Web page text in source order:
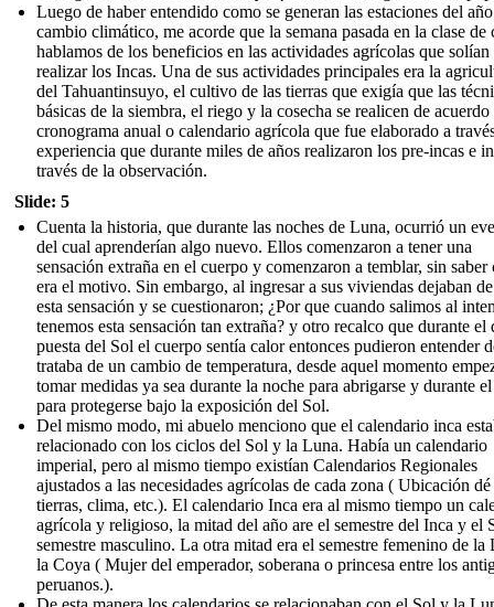
Luego de haber entendido como se generan las estaciones del
cambio climático, me acorde que la semana pasada en la clase de
hablamos de los beneficios en las actividades agrícolas que solían
realizar los Incas. Una de sus actividades principales era la
del Tahuantinsuyo, el cultivo de las tierras que exigía que las
básicas de la siembra, el riego y la cosecha se realicen de acuerdo
cronograma anual o calendario agrícola que fue elaborado a
experiencia que durante miles de años realizaron los pre-incas e
través de la observación.
Slide: 5
Cuenta la historia, que durante las noches de Luna, ocurrió un
del cual aprenderían algo nuevo. Ellos comenzaron a tener una
sensación extraña en el cuerpo y comenzaron a temblar, sin saber
era el motivo. Sin embargo, al ingresar a sus viviendas dejaban
esta sensación y se cuestionaron; ¿Por que cuando salimos al
tenemos esta sensación tan extraña? y otro recalco que durante el
puesta del Sol el cuerpo sentía calor entonces pudieron entender
trataba de un cambio de temperatura, desde aquel momento
tomar medidas ya sea durante la noche para abrigarse y durante
para protegerse bajo la exposición del Sol.
Del mismo modo, mi abuelo menciono que el calendario inca
relacionado con los ciclos del Sol y la Luna. Había un calendario
imperial, pero al mismo tiempo existían Calendarios Regionales
ajustados a las necesidades agrícolas de cada zona ( Ubicación dé
tierras, clima, etc.). El calendario Inca era al mismo tiempo un
agrícola y religioso, la mitad del año are el semestre del Inca y el
semestre masculino. La otra mitad era el semestre femenino de la
la Coya ( Mujer del emperador, soberana o princesa entre los
peruanos.).